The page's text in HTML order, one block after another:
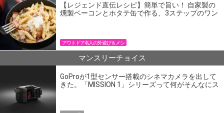
【レジェンド直伝レシピ】簡単で旨い！ 自家製の
燻製ベーコンとホタテ缶で作る、3ステップのワン
アウトドア名人の外遊び＆メシ
マンスリーチョイス
GoProが1型センサー搭載のシネマカメラを出して
きた。「MISSION 1」シリーズって何がそんなにス